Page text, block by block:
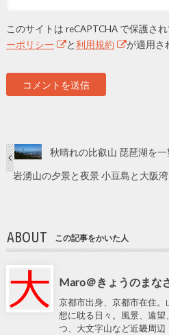
このサイトは reCAPTCHA で保護さ
ーポリシー
と利用規約 が適用さ
秋晴れの比叡山 琵琶湖を
岩湧山の夕景と夜景 小豆島と大阪
ABOUT この記事をかいた人
Maro＠きょうのまな
京都市出身、京都市在住
想に耽る日々。風景、遠
つ、大文字山など近畿周